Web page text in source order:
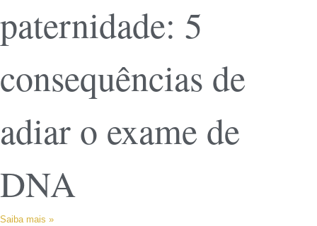
paternidade: 5
consequências de
adiar o exame de
DNA
Saiba mais »